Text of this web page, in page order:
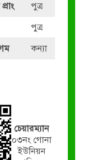
পুত্র
পুত্র
কন্যা
চেয়ারম্যান
০৩নং গোনা
ইউনিয়ন